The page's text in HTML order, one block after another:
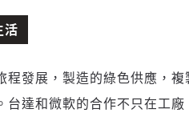
活
發展，製造的綠色供應，
達和微軟的合作不只在工